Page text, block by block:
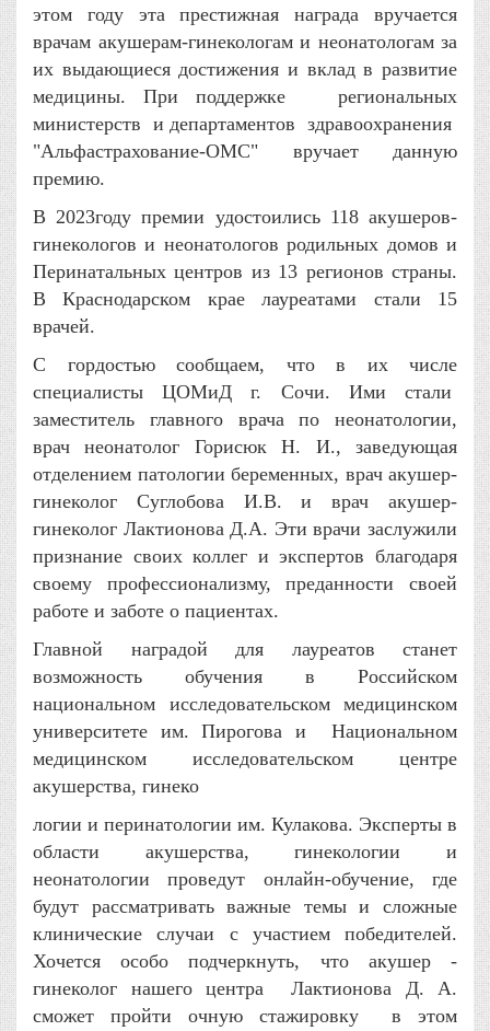
этом году эта престижная награда вручается
врачам акушерам-гинекологам и неонатологам за
их выдающиеся достижения и вклад в развитие
медицины. При поддержке региональных
министерств и департаментов здравоохранения
"Альфастрахование-ОМС" вручает данную
премию.
В 2023году премии удостоились 118 акушеров-
гинекологов и неонатологов родильных домов и
Перинатальных центров из 13 регионов страны.
В Краснодарском крае лауреатами стали 15
врачей.
С гордостью сообщаем, что в их числе
специалисты ЦОМиД г. Сочи. Ими стали
заместитель главного врача по неонатологии,
врач неонатолог Горисюк Н. И., заведующая
отделением патологии беременных, врач акушер-
гинеколог Суглобова И.В. и врач акушер-
гинеколог Лактионова Д.А. Эти врачи заслужили
признание своих коллег и экспертов благодаря
своему профессионализму, преданности своей
работе и заботе о пациентах.
Главной наградой для лауреатов станет
возможность обучения в Российском
национальном исследовательском медицинском
университете им. Пирогова и Национальном
медицинском исследовательском центре
акушерства, гинеко
логии и перинатологии им. Кулакова. Эксперты в
области акушерства, гинекологии и
неонатологии проведут онлайн-обучение, где
будут рассматривать важные темы и сложные
клинические случаи с участием победителей.
Хочется особо подчеркнуть, что акушер -
гинеколог нашего центра Лактионова Д. А.
сможет пройти очную стажировку в этом